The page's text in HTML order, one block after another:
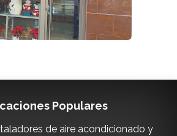
Populares
de aire acondicionado y